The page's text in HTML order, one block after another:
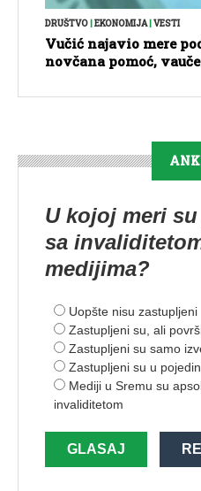
DRUŠTVO|EKONOMIJA|VESTI
Vučić najavio mere
novčana pomoć,
U kojoj meri
sa
medijima?
Uopšte nisu zastupljeni
Zastupljeni su, ali
Zastupljeni su samo
Zastupljeni su u
Mediji u Sremu su
invaliditetom
GLASAJ